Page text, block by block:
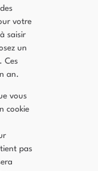
votre
saisir
un
Ces
an.
vous
cookie
pas